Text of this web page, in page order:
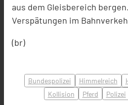
aus dem Gleisbereich
Verspätungen im
(br)
Bundespolizei Himmelreich
Kollision
Pferd Polizei